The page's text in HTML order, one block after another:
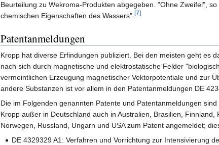
Beurteilung zu Wekroma-Produkten abgegeben. "Ohne Zweifel",
chemischen Eigenschaften des Wassers".[7]
Patentanmeldungen
Kropp hat diverse Erfindungen publiziert. Bei den meisten geht es
nach sich durch magnetische und elektrostatische Felder
vermeintlichen Erzeugung magnetischer Vektorpotentiale und zur
andere Substanzen ist vor allem in den Patentanmeldungen DE
Die im Folgenden genannten Patente und Patentanmeldungen
Kropp außer in Deutschland auch in Australien, Brasilien,
Norwegen, Russland, Ungarn und USA zum Patent angemeldet;
DE 4329329 A1: Verfahren und Vorrichtung zur Intensivierung